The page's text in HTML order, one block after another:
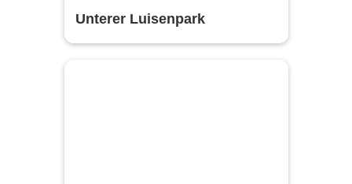
Unterer Luisenpark